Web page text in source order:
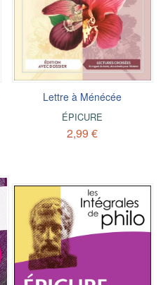
Lettre à Ménécée
ÉPICURE
2,99 €